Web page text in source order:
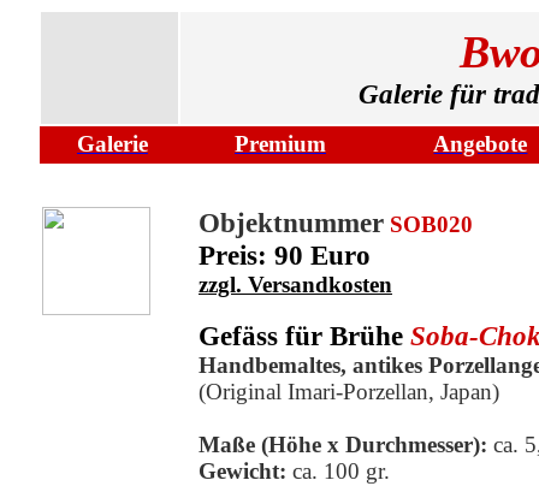
Galerie für
Galerie Premium Angebote
Objektnummer SOB020
Preis: 90 Euro
zzgl. Versandkosten
Gefäss für Brühe Soba-
Handbemaltes, antikes
(Original Imari-Porzellan, Japan)
Maße (Höhe x Durchmesser): ca.
Gewicht: ca. 100 gr.